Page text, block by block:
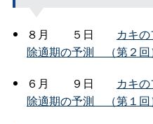
８ 月 ５ 日 カキ
除適期の予測 （第２回
６ 月 ９ 日 カキ
除適期の予測 （第１回